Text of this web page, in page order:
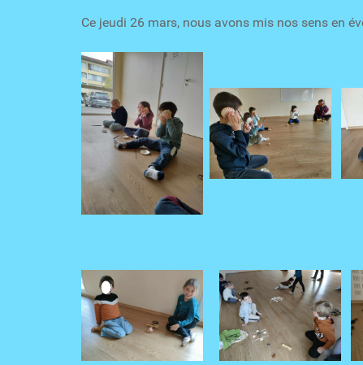
Ce jeudi 26 mars, nous avons mis nos sens en